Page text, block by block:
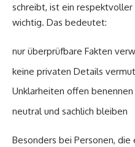
schreibt, ist ein
wichtig. Das bedeutet:
nur überprüfbare Fakten
keine privaten Details
Unklarheiten offen benennen
neutral und sachlich bleiben
Besonders bei Personen,